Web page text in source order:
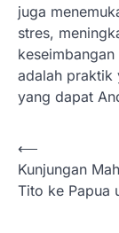
juga
stres,
adalah praktik
yang dapat
N
a
⟵
Kunjungan
Tito ke Papua